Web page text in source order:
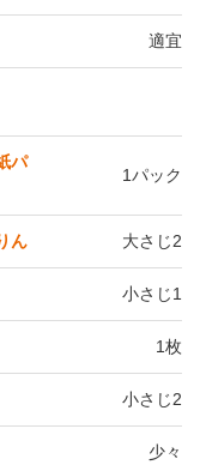
適宜
パ
1パック
ん 大さじ2
小さじ1
1枚
小さじ2
少々